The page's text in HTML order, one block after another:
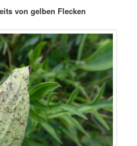
von gelben Flecken